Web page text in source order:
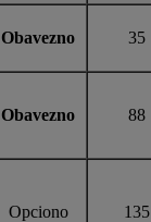
Obavezno 35
Obavezno 88
Opciono 135